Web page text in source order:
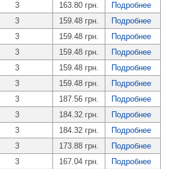
3 163.80 грн.
Подробнее
3 159.48 грн.
Подробнее
3 159.48 грн.
Подробнее
3 159.48 грн.
Подробнее
3 159.48 грн.
Подробнее
3 159.48 грн.
Подробнее
3 187.56 грн.
Подробнее
3 184.32 грн.
Подробнее
3 184.32 грн.
Подробнее
3 173.88 грн.
Подробнее
3 167.04 грн.
Подробнее